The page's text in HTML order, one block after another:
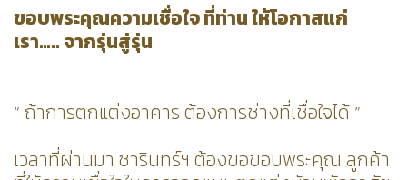
ขอบพระคุณความเชื่อใจ ที่ท่าน ให้โอกาสแก่
เรา….. จากรุ่นสู่รุ่น
“ ถ้าการตกแต่งอาคาร ต้องการช่างที่เชื่อใจได้ ”
เวลาที่ผ่านมา ซารินทร์ฯ ต้องขอขอบพระคุณ ลูกค้า